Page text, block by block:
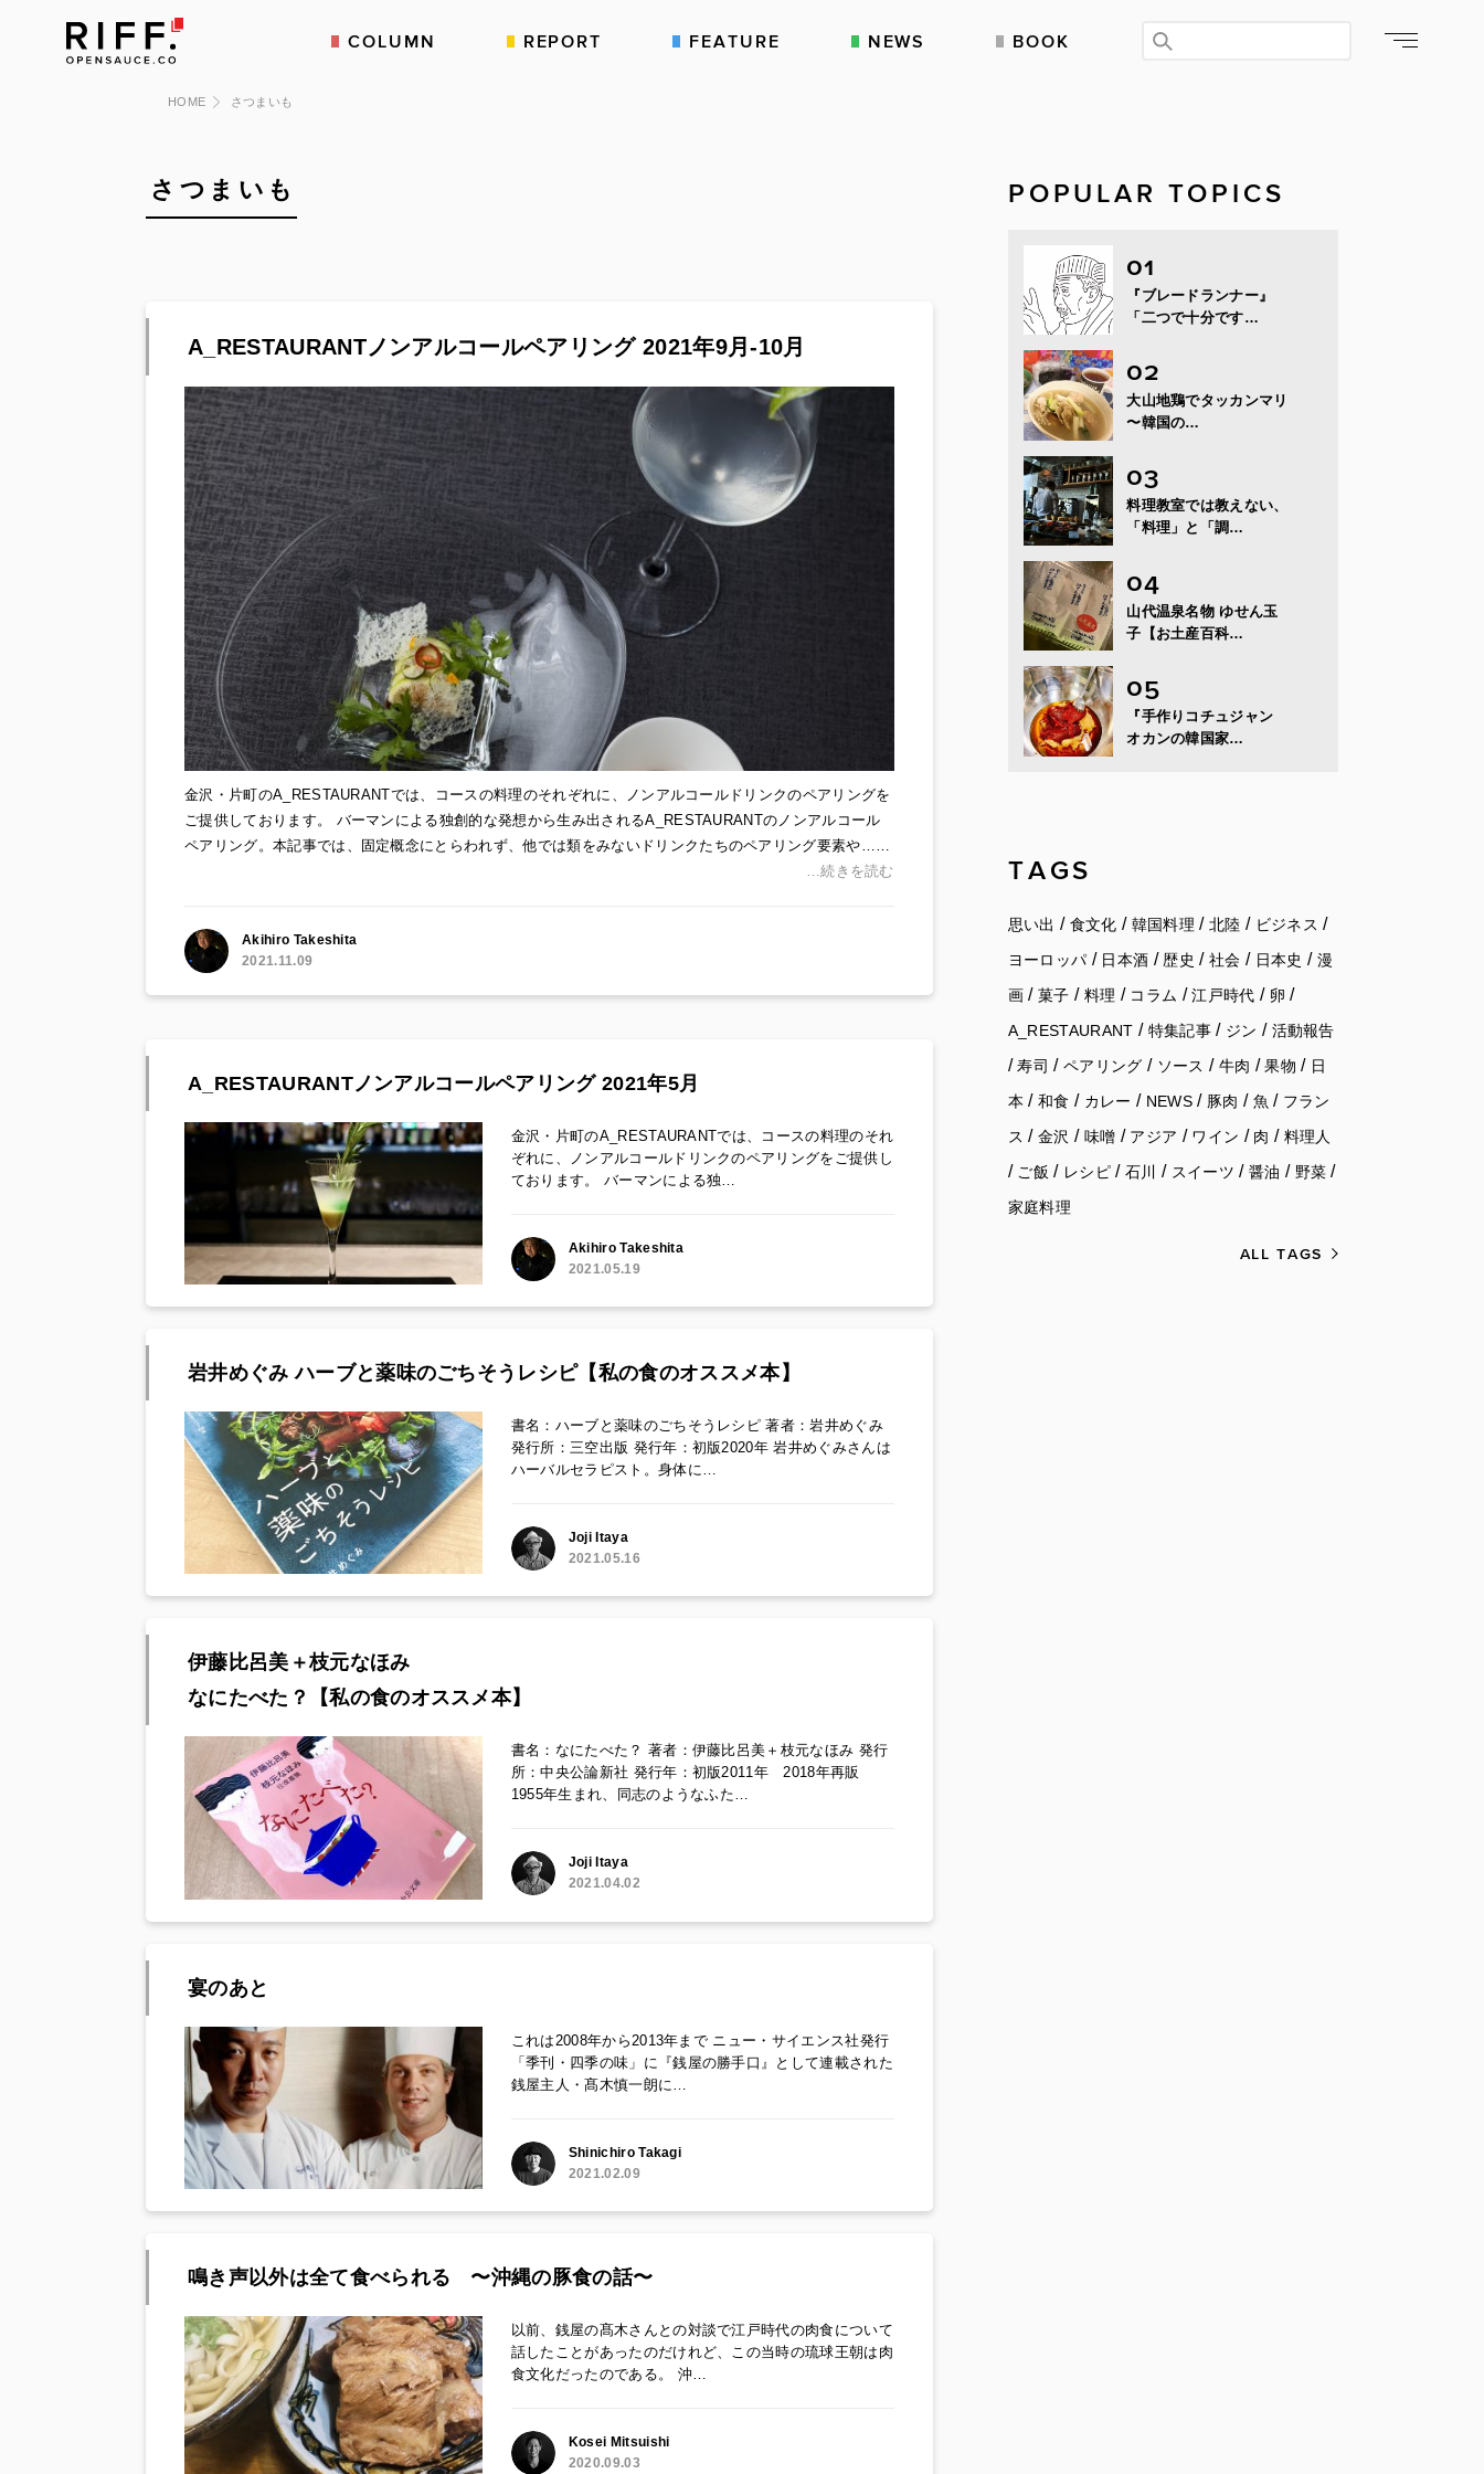
COLUMN REPORT FEATURE NEWS BOOK
HOME さつまいも
さつまいも
A_RESTAURANTノンアルコールペアリング 2021年9月-10月
金沢・片町のA_RESTAURANTでは、コースの料理のそれぞれに、ノンアルコールドリンクのペアリングを
ご提供しております。 バーマンによる独創的な発想から生み出されるA_RESTAURANTのノンアルコール
ペアリング。本記事では、固定概念にとらわれず、他では類をみないドリンクたちのペアリング要素や……
…続きを読む
Akihiro Takeshita
2021.11.09
A_RESTAURANTノンアルコールペアリング 2021年5月
金沢・片町のA_RESTAURANTでは、コースの料理のそれ
ぞれに、ノンアルコールドリンクのペアリングをご提供し
ております。 バーマンによる独…
Akihiro Takeshita
2021.05.19
岩井めぐみ ハーブと薬味のごちそうレシピ【私の食のオススメ本】
書名：ハーブと薬味のごちそうレシピ 著者：岩井めぐみ
発行所：三空出版 発行年：初版2020年 岩井めぐみさんは
ハーバルセラピスト。身体に…
Joji Itaya
2021.05.16
伊藤比呂美＋枝元なほみ
なにたべた？【私の食のオススメ本】
書名：なにたべた？ 著者：伊藤比呂美＋枝元なほみ 発行
所：中央公論新社 発行年：初版2011年 2018年再販
1955年生まれ、同志のようなふた…
Joji Itaya
2021.04.02
宴のあと
これは2008年から2013年まで ニュー・サイエンス社発行
「季刊・四季の味」に『銭屋の勝手口』として連載された
銭屋主人・髙木慎一朗に…
Shinichiro Takagi
2021.02.09
鳴き声以外は全て食べられる 〜沖縄の豚食の話〜
以前、銭屋の髙木さんとの対談で江戸時代の肉食について
話したことがあったのだけれど、この当時の琉球王朝は肉
食文化だったのである。 沖…
Kosei Mitsuishi
2020.09.03
POPULAR TOPICS
『ブレードランナー』
「二つで十分です…
大山地鶏でタッカンマリ
〜韓国の…
料理教室では教えない、
「料理」と「調…
山代温泉名物 ゆせん玉
子【お土産百科…
『手作りコチュジャン
オカンの韓国家…
TAGS
思い出 / 食文化 / 韓国料理 / 北陸 / ビジネス /
ヨーロッパ / 日本酒 / 歴史 / 社会 / 日本史 / 漫
画 /菓子 / 料理 / コラム /江戸時代 / 卵 /
A_RESTAURANT / 特集記事/ ジン / 活動報告
/寿司 /ペアリング / ソース / 牛肉 /果物 / 日
本 /和食 / カレー / NEWS/ 豚肉 / 魚 / フラン
ス /金沢 / 味噌 / アジア / ワイン / 肉 / 料理人
/ ご飯 / レシピ /石川 / スイーツ / 醤油 / 野菜 /
家庭料理
ALL TAGS